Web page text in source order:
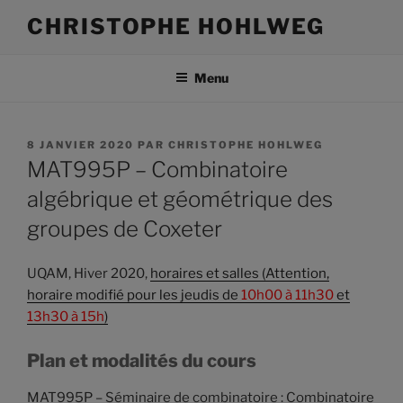
CHRISTOPHE HOHLWEG
Menu
PUBLIÉ
LE
8 JANVIER 2020 PAR CHRISTOPHE HOHLWEG
MAT995P – Combinatoire
algébrique et géométrique des
groupes de Coxeter
UQAM, Hiver 2020, horaires et salles (Attention,
horaire modifié pour les jeudis de 10h00 à 11h30et
13h30 à 15h)
Plan et modalités du cours
MAT995P – Séminaire de combinatoire : Combinatoire